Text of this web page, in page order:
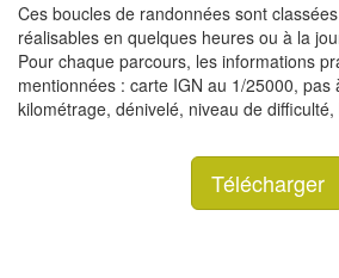
Ces boucles de randonnées sont
réalisables en quelques heures ou à la
Pour chaque parcours, les informations
mentionnées : carte IGN au 1/25000, pas
kilométrage, dénivelé, niveau de
Télécharger